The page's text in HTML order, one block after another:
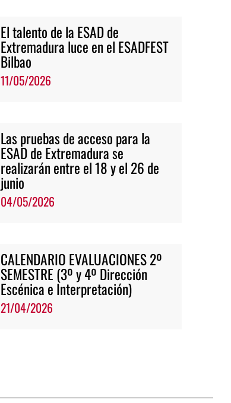
El talento de la ESAD de
Extremadura luce en el ESADFEST
Bilbao
11/05/2026
Las pruebas de acceso para la
ESAD de Extremadura se
realizarán entre el 18 y el 26 de
junio
04/05/2026
CALENDARIO EVALUACIONES 2º
SEMESTRE (3º y 4º Dirección
Escénica e Interpretación)
21/04/2026